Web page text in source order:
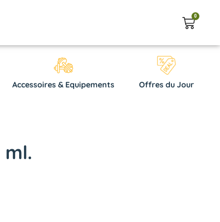
0
Accessoires & Equipements Offres du Jour
ml.